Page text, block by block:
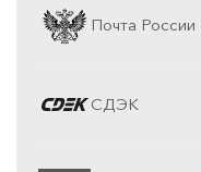
Почта России
СДЭК